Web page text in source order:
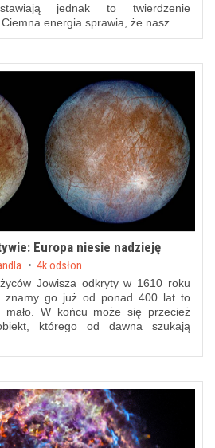
jednak to twierdzenie
energia sprawia, że nasz …
Europa niesie nadzieję
4k odsłon
Jowisza odkryty w 1610 roku
znamy go już od ponad 400 lat to
W końcu może się przecież
którego od dawna szukają